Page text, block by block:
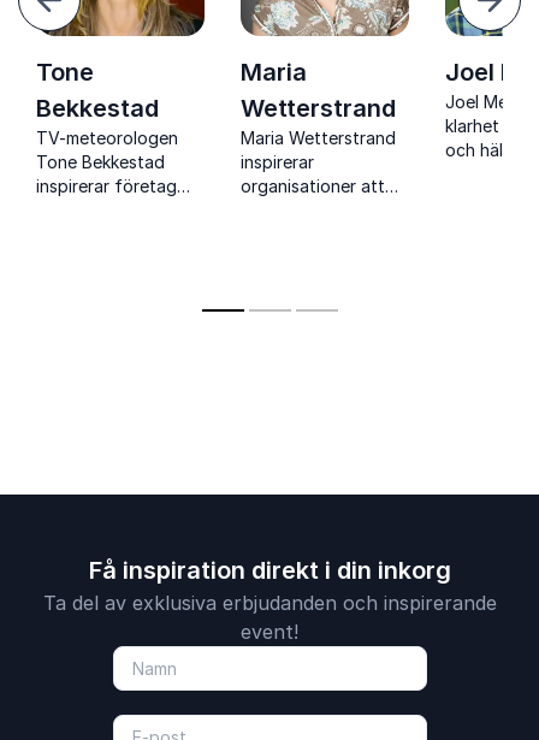
Tone
Bekkestad
TV-meteorologen
Tone Bekkestad
inspirerar företag
Maria
Wetterstrand
Maria Wetterstrand
inspirerar
organisationer att
grönare framtid.
Joel
Joel Mellin
klarhet i
och hälsa
Få inspiration direkt i din inkorg
Ta del av exklusiva erbjudanden och inspirerande
event!